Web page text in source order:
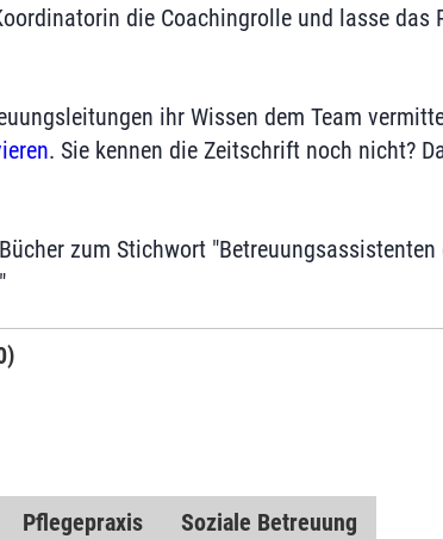
die Coachingrolle und lasse das
ihr Wissen dem Team
. Sie kennen die Zeitschrift noch nicht?
zum Stichwort
"
Pflegepraxis Soziale Betreuung